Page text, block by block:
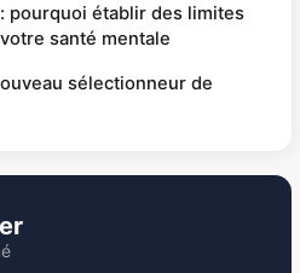
pourquoi établir des limites
santé mentale
sélectionneur de